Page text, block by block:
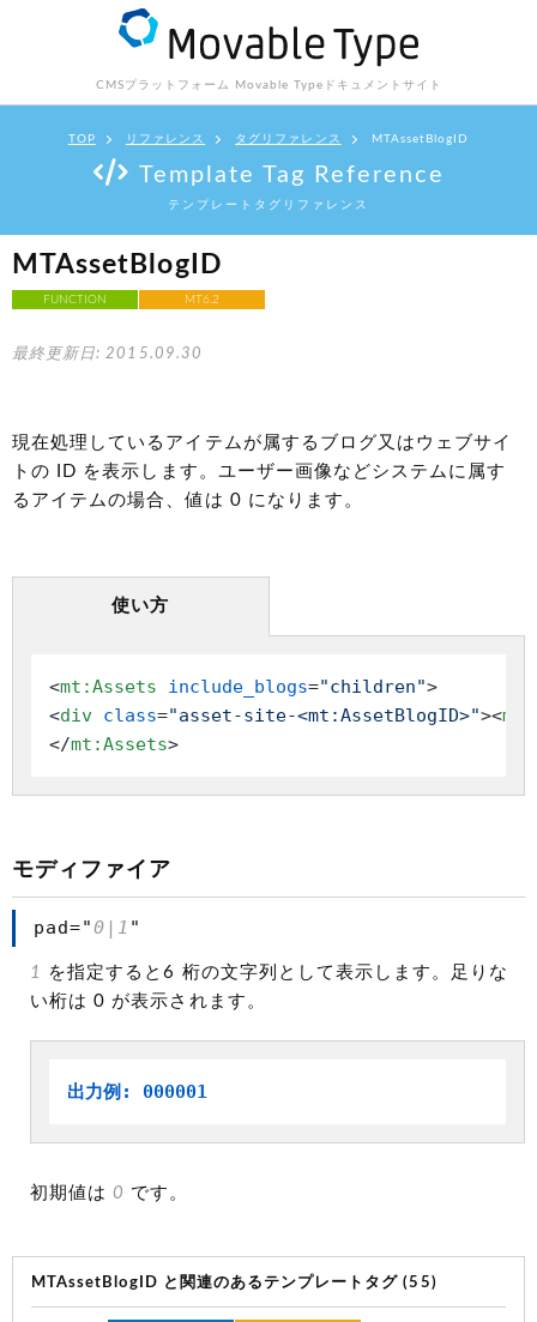
CMSプラットフォーム Movable Type ドキュメントサイト
TOP リファレンス タグリファレンス MTAssetBlogID
Template Tag Reference
テンプレートタグリファレンス
MTAssetBlogID
FUNCTION MT6.2
最終更新日: 2015.09.30
現在処理しているアイテムが属するブログ又はウェブサイ
トの ID を表示します。ユーザー画像などシステムに属す
るアイテムの場合、値は 0 になります。
使い方
<mt:Assets include_blogs="children">
<div class="asset-site-<mt:AssetBlogID>"><
</mt:Assets>
モディファイア
pad="0|1 "
1
を指定すると6 桁の文字列として表示します。足りな
い桁は 0 が表示されます。
出力例: 000001
初期値は0 です。
MTAssetBlogID と関連のあるテンプレートタグ (55)